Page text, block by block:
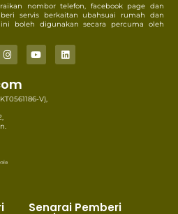
nombor telefon, facebook page dan
servis berkaitan ubahsuai rumah dan
ini boleh digunakan secara percuma oleh
V),
Senarai Pemberi